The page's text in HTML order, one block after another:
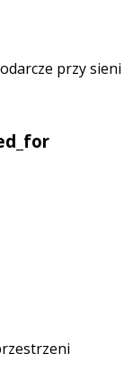
przy sieni